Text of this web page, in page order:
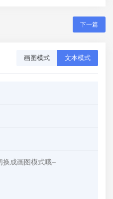
下一篇
画图模式 文本模式